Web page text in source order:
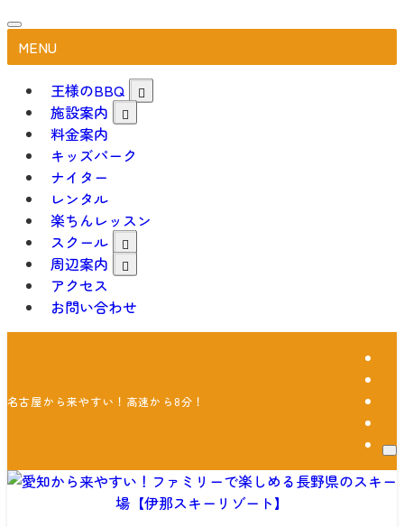
MENU
王様のBBQ
施設案内
料金案内
キッズパーク
ナイター
レンタル
楽ちんレッスン
スクール
周辺案内
アクセス
お問い合わせ
名古屋から来やすい！高速から8分！こどもと楽しめるファミリーゲレン